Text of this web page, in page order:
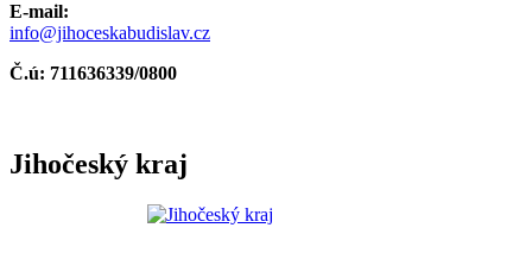
E-mail:
info@jihoceskabudislav.cz
Č.ú: 711636339/0800
Jihočeský kraj